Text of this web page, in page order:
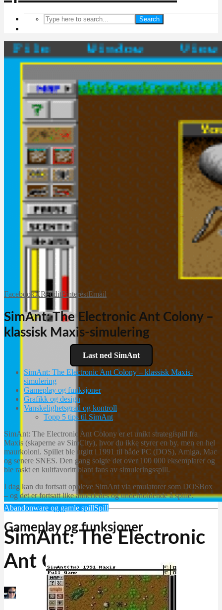
Search
Abandonware og gamle spillSpill
SimAnt: The Electronic
Ant Colony
Martin Jørgensen
november 3, 2025
FacebookXRedditPinterestEmail
SimAnt: The Electronic Ant Colony –
klassisk Maxis-simulering
Last ned SimAnt
SimAnt: The Electronic Ant Colony – klassisk Maxis-
simulering
Gameplay og funksjoner
Grafikk og design
Vanskelighetsgrad og kontroll
Topp 5 tips til SimAnt
SimAnt: The Electronic Ant Colony er et unikt strategispill fra
Maxis (skaperne av SimCity), hvor du ikke styrer en by, men en hel
maurkoloni. Spillet ble utgitt i 1991 til både PC (DOS), Amiga, Mac
og senere SNES. Den gang solgte det over 100 000 eksemplarer og
ble raskt en kultfavoritt blant fans av simuleringsspill.
I dag kan du fortsatt oppleve SimAnt via emulatorer som DOSBox
– og det er fortsatt like annerledes og underholdende å spille.
Gameplay og funksjoner